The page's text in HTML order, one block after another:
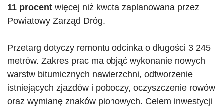
11 procent więcej niż kwota zaplanowana przez
Powiatowy Zarząd Dróg.
Przetarg dotyczy remontu odcinka o długości 3 245
metrów. Zakres prac ma objąć wykonanie nowych
warstw bitumicznych nawierzchni, odtworzenie
istniejących zjazdów i poboczy, oczyszczenie rowów
oraz wymianę znaków pionowych. Celem inwestycji